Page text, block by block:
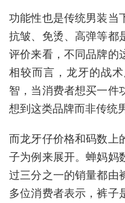
功能性也是传统男装当
抗皱、免烫、高弹等都
评价来看，不同品牌的
相较而言，龙牙的战
智，当消费者想买一件
想到这类品牌而非传统
而龙牙仔价格和码数上
子为例来展开。蝉妈妈
过三分之一的销量都由
多位消费者表示，裤子